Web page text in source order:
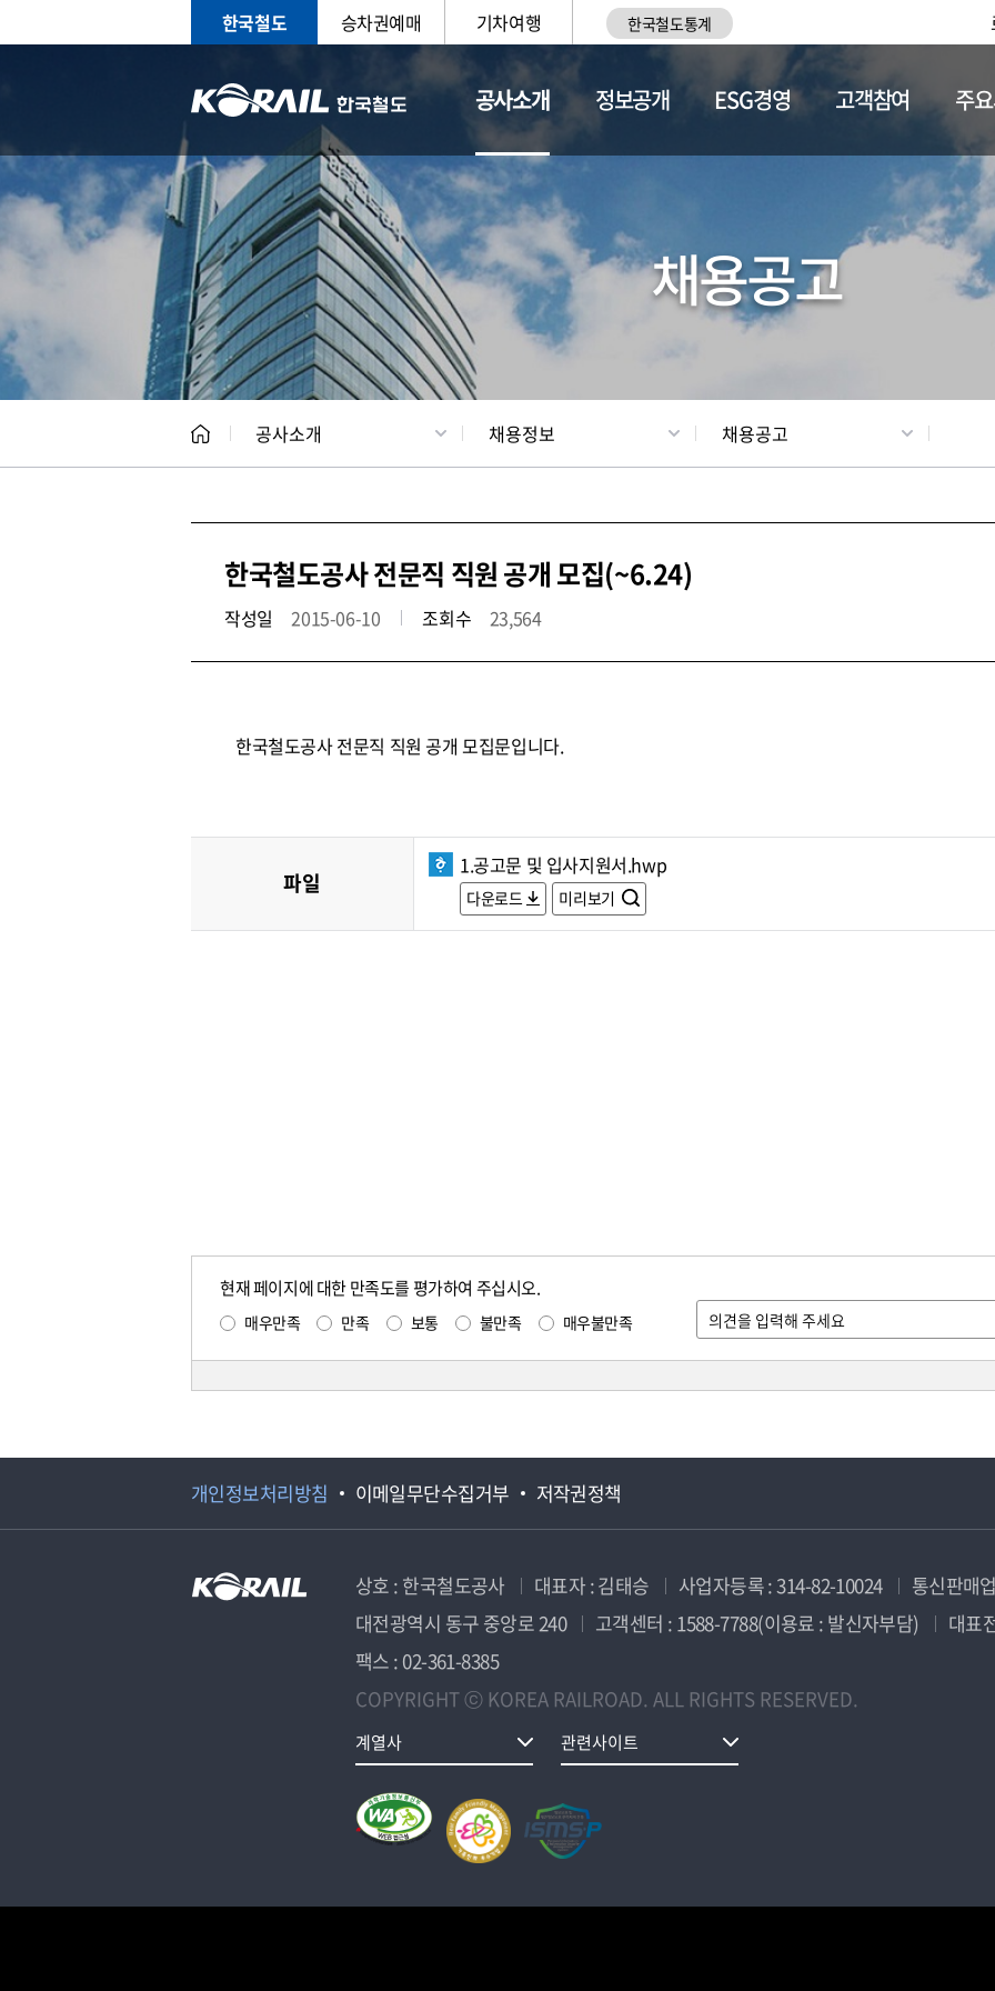
한국철도 승차권예매 기차여행 한국철도통계
공사소개
CEO 일반현황 채용정보
정보공개 ESG경영 고객참여 주
채용공고
공사소개 채용정보 채용공고
한국철도공사 전문직 직원 공개 모집(~6.24)
작성일 2015-06-10 조회수 23,564
한국철도공사 전문직 직원 공개 모집문입니다.
파일
1.공고문 및 입사지원서.hwp
다운로드 미리보기
현재 페이지에 대한 만족도를 평가하여 주십시오.
매우만족 만족 보통 불만족 매우불만족
개인정보처리방침 이메일무단수집거부 저작권정책
상호 : 한국철도공사 대표자 : 김태승 사업자등록 : 314-82-10024
통신판매
대전광역시 동구 중앙로 240
고객센터 : 1588-7788(이용료 : 발신자부담)
대표
팩스 : 02-361-8385
COPYRIGHT ⓒ KOREA RAILROAD. ALL RIGHTS RESERVED.
계열사 관련사이트